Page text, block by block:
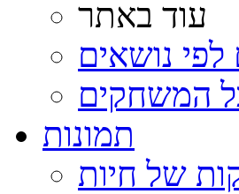
עוד באתר
נושאים
המשחקים
תמונות
של חיות